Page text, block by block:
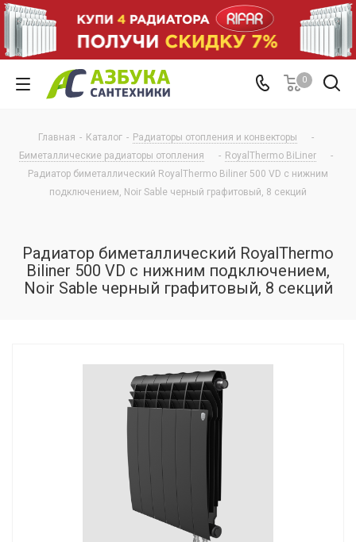
0
Главная - Каталог - Радиаторы отопления и конвекторы
-
Биметаллические радиаторы отопления
- RoyalThermo BiLiner
-
Радиатор биметаллический RoyalThermo Biliner 500 VD с нижним
подключением, Noir Sable черный графитовый, 8 секций
Радиатор биметаллический RoyalThermo
Biliner 500 VD с нижним подключением,
Noir Sable черный графитовый, 8 секций